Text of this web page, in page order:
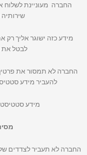
החברה מעוניינת לשלוח
שירותיה
מידע כזה ישוגר אליך
לבטל את
החברה לא תמסור את
להעביר מידע
מידע
החברה לא תעביר לצדדים